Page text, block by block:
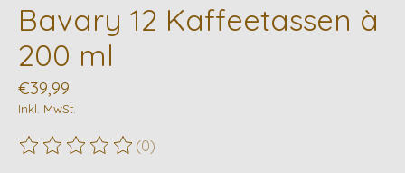
Bavary 12 Kaffeetassen à
200 ml
€39,99
Inkl. MwSt.
Die Bewertung dieses Produkts ist
(0)